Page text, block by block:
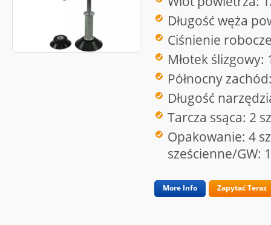
Długość węża
Ciśnienie
Młotek ślizgowy:
Północny
Długość
Tarcza ssąca: 2
Opakowanie: 4
sześcienne/GW:
More Info Zapytać Teraz